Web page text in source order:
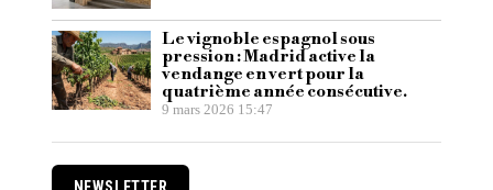
Le vignoble espagnol sous
pression : Madrid active la
vendange en vert pour la
quatrième année consécutive.
9 mars 2026 15:47
NEWSLETTER